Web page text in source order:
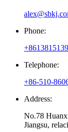
Phone:
Telephone:
+86-510-
Address:
No.78
Jiangsu,